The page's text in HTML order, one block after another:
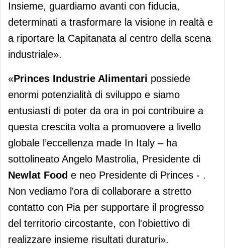
Insieme, guardiamo avanti con fiducia,
determinati a trasformare la visione in realtà e
a riportare la Capitanata al centro della scena
industriale».
«Princes Industrie Alimentari possiede
enormi potenzialità di sviluppo e siamo
entusiasti di poter da ora in poi contribuire a
questa crescita volta a promuovere a livello
globale l’eccellenza made In Italy – ha
sottolineato Angelo Mastrolia, Presidente di
Newlat Food e neo Presidente di Princes - .
Non vediamo l'ora di collaborare a stretto
contatto con Pia per supportare il progresso
del territorio circostante, con l'obiettivo di
realizzare insieme risultati duraturi».